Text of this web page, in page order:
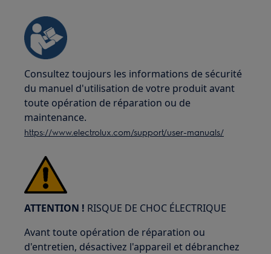
Consultez toujours les informations de sécurité
du manuel d'utilisation de votre produit avant
toute opération de réparation ou de
maintenance.
https://www.electrolux.com/support/user-manuals/
ATTENTION ! RISQUE DE CHOC ÉLECTRIQUE
Avant toute opération de réparation ou
d'entretien, désactivez l'appareil et débranchez